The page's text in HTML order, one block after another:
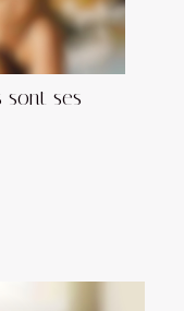
sont ses